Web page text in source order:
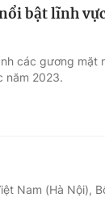
bật lĩnh
các gương mặt
năm 2023.
Nam (Hà Nội),